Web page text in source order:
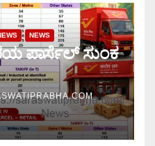
NEWS
ಪಾರ್ಸೆಲ್ ಸುಂಕ